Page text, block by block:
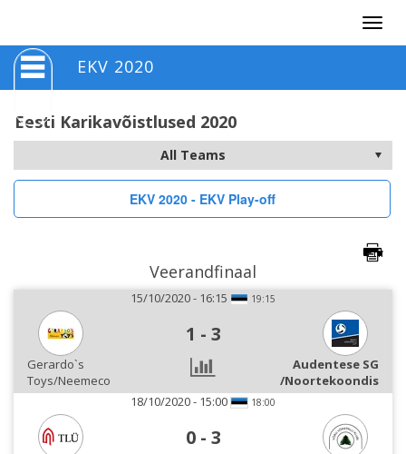
EKV 2020
Eesti Karikavõistlused 2020
EKV 2020 - EKV Play-off
Veerandfinaal
15/10/2020 - 16:15 19:15
1 - 3
Gerardo`s
Toys/Neemeco
Audentese SG
/Noortekoondis
18/10/2020 - 15:00
18:00
0 - 3